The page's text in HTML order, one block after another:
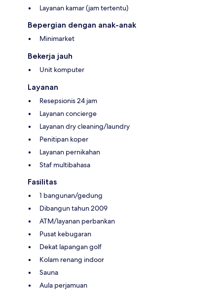
Layanan kamar (jam tertentu)
Bepergian dengan anak-anak
Minimarket
Bekerja jauh
Unit komputer
Layanan
Resepsionis 24 jam
Layanan concierge
Layanan dry cleaning/laundry
Penitipan koper
Layanan pernikahan
Staf multibahasa
Fasilitas
1 bangunan/gedung
Dibangun tahun 2009
ATM/layanan perbankan
Pusat kebugaran
Dekat lapangan golf
Kolam renang indoor
Sauna
Aula perjamuan